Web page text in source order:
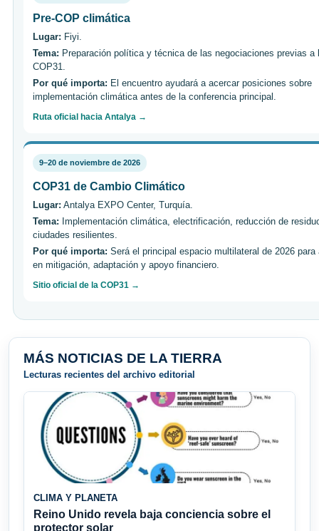
Pre-COP climática
Lugar: Fiyi.
Tema: Preparación política y técnica de las negociaciones previas a
COP31.
Por qué importa: El encuentro ayudará a acercar posiciones sobre
implementación climática antes de la conferencia principal.
Ruta oficial hacia Antalya →
9–20 de noviembre de 2026
COP31 de Cambio Climático
Lugar: Antalya EXPO Center, Turquía.
Tema: Implementación climática, electrificación, reducción de
ciudades resilientes.
Por qué importa: Será el principal espacio multilateral de 2026 para
en mitigación, adaptación y apoyo financiero.
Sitio oficial de la COP31 →
MÁS NOTICIAS DE LA TIERRA
Lecturas recientes del archivo editorial
CLIMA Y PLANETA
Reino Unido revela baja conciencia sobre el
protector solar